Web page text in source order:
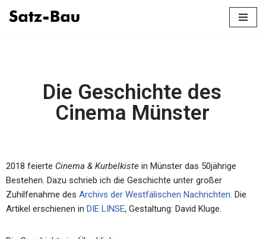
Die Geschichte des
Cinema Münster
2018 feierte Cinema & Kurbelkiste in Münster das 50jährige
Bestehen. Dazu schrieb ich die Geschichte unter großer
Zuhilfenahme des Archivs der Westfälischen Nachrichten. Die
Artikel erschienen in DIE LINSE, Gestaltung: David Kluge.